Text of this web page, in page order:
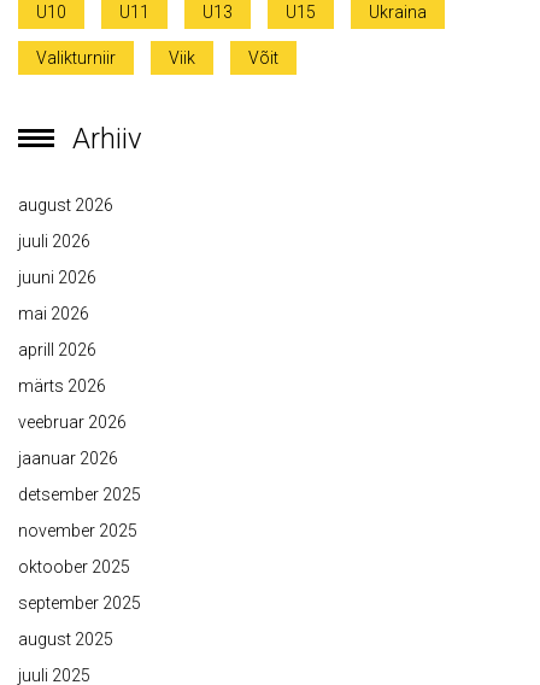
U10 U11 U13 U15 Ukraina
Valikturniir Viik Võit
Arhiiv
august 2026
juuli 2026
juuni 2026
mai 2026
aprill 2026
märts 2026
veebruar 2026
jaanuar 2026
detsember 2025
november 2025
oktoober 2025
september 2025
august 2025
juuli 2025